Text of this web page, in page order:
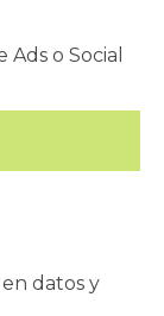
o Social
datos y